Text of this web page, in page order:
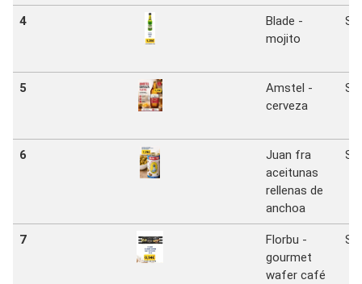
4
Blade -
mojito
5
Amstel -
cerveza
6
Juan fra
aceitunas
rellenas de
anchoa
7
Florbu -
gourmet
wafer café